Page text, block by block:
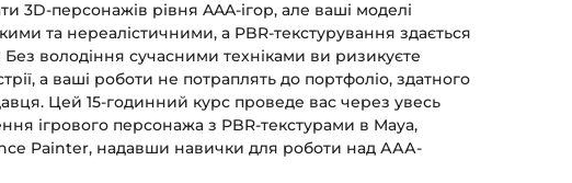
3D-персонажів рівня AAA-ігор, але ваші моделі
та нереалістичними, а PBR-текстурування здається
володіння сучасними техніками ви ризикуєте
а ваші роботи не потраплять до портфоліо, здатного
Цей 15-годинний курс проведе вас через увесь
ігрового персонажа з PBR-текстурами в Maya,
Painter, надавши навички для роботи над ААА-